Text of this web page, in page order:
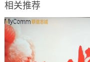
相关推荐